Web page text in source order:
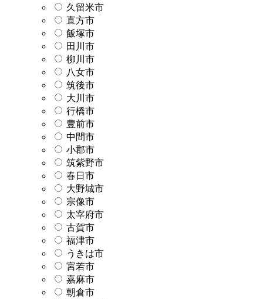
久留米市
直方市
飯塚市
田川市
柳川市
八女市
筑後市
大川市
行橋市
豊前市
中間市
小郡市
筑紫野市
春日市
大野城市
宗像市
太宰府市
古賀市
福津市
うきは市
宮若市
嘉麻市
朝倉市